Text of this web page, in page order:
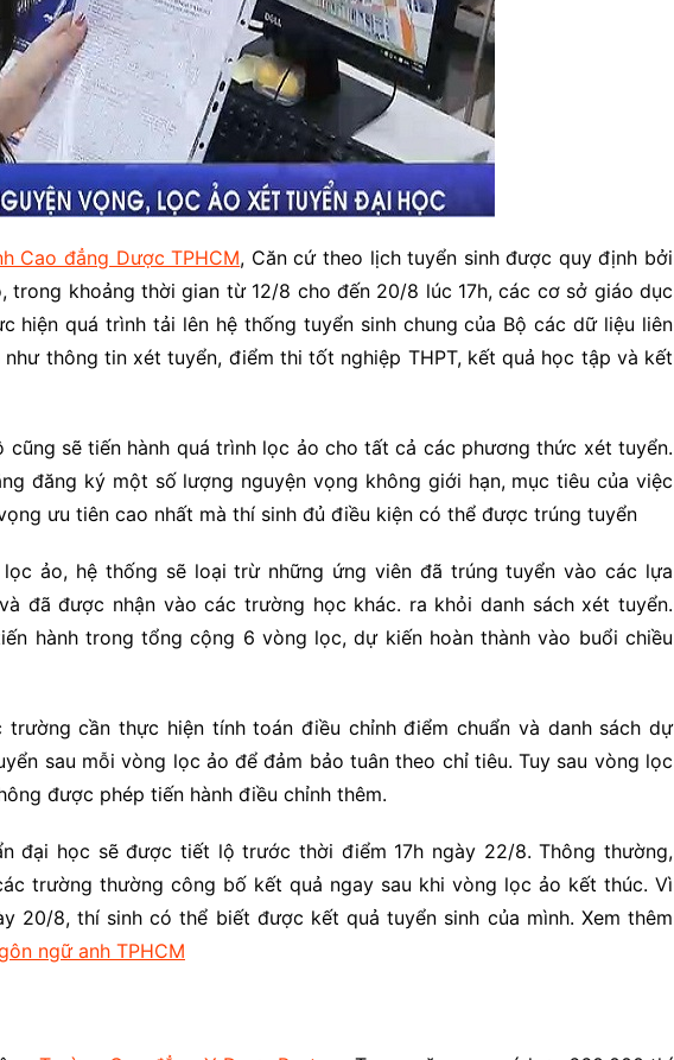
Cao đẳng Dược TPHCM, Căn cứ theo lịch tuyển sinh được quy định bởi
trong khoảng thời gian từ 12/8 cho đến 20/8 lúc 17h, các cơ sở giáo dục
hiện quá trình tải lên hệ thống tuyển sinh chung của Bộ các dữ liệu liên
thông tin xét tuyển, điểm thi tốt nghiệp THPT, kết quả học tập và kết
cũng sẽ tiến hành quá trình lọc ảo cho tất cả các phương thức xét tuyển.
đăng ký một số lượng nguyện vọng không giới hạn, mục tiêu của việc
ưu tiên cao nhất mà thí sinh đủ điều kiện có thể được trúng tuyển
ảo, hệ thống sẽ loại trừ những ứng viên đã trúng tuyển vào các lựa
đã được nhận vào các trường học khác. ra khỏi danh sách xét tuyển.
hành trong tổng cộng 6 vòng lọc, dự kiến hoàn thành vào buổi chiều
trường cần thực hiện tính toán điều chỉnh điểm chuẩn và danh sách dự
sau mỗi vòng lọc ảo để đảm bảo tuân theo chỉ tiêu. Tuy sau vòng lọc
được phép tiến hành điều chỉnh thêm.
đại học sẽ được tiết lộ trước thời điểm 17h ngày 22/8. Thông thường,
trường thường công bố kết quả ngay sau khi vòng lọc ảo kết thúc. Vì
20/8, thí sinh có thể biết được kết quả tuyển sinh của mình. Xem thêm
ngữ anh TPHCM